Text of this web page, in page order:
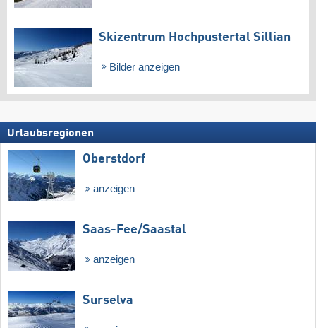
Skizentrum Hochpustertal Sillian
Bilder anzeigen
Urlaubsregionen
Oberstdorf
anzeigen
Saas-Fee/​Saastal
anzeigen
Surselva